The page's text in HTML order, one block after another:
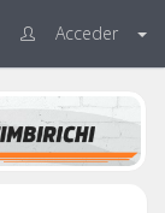
Acceder